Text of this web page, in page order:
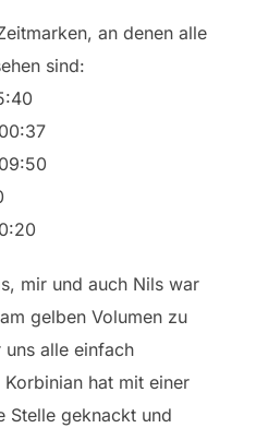
an denen alle
sind:
mir und auch Nils war
gelben Volumen zu
uns alle einfach
hat mit einer
Stelle geknackt und